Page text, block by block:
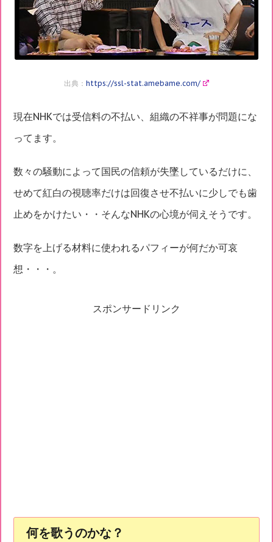
出典：https://ssl-stat.amebame.com/
現在NHKでは受信料の不払い、組織の不祥事が問題にな
ってます。
数々の騒動によって国民の信頼が失墜しているだけに、
せめて紅白の視聴率だけは回復させ不払いに少しでも歯
止めをかけたい・・そんなNHKの心境が伺えそうです。
数字を上げる材料に使われるパフィーが何だか可哀
想・・・。
スポンサードリンク
何を歌うのかな？